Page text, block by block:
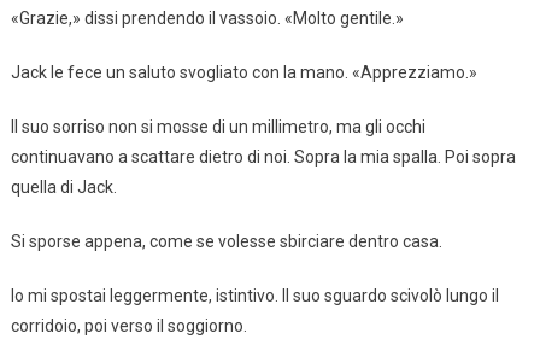
«Grazie,» dissi prendendo il vassoio. «Molto gentile.»
Jack le fece un saluto svogliato con la mano. «Apprezziamo.»
Il suo sorriso non si mosse di un millimetro, ma gli occhi
continuavano a scattare dietro di noi. Sopra la mia spalla. Poi sopra
quella di Jack.
Si sporse appena, come se volesse sbirciare dentro casa.
Io mi spostai leggermente, istintivo. Il suo sguardo scivolò lungo il
corridoio, poi verso il soggiorno.